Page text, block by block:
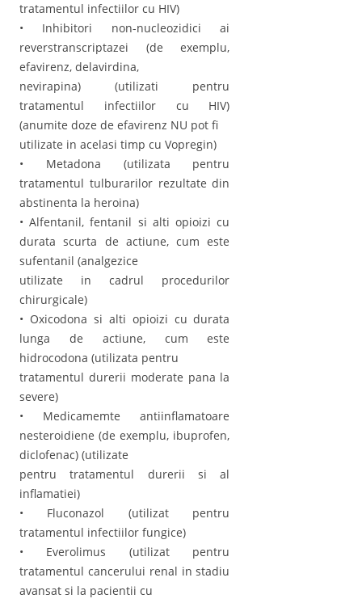
tratamentul infectiilor cu HIV)
• Inhibitori non-nucleozidici ai
reverstranscriptazei (de exemplu,
efavirenz, delavirdina,
nevirapina) (utilizati pentru
tratamentul infectiilor cu HIV)
(anumite doze de efavirenz NU pot fi
utilizate in acelasi timp cu Vopregin)
• Metadona (utilizata pentru
tratamentul tulburarilor rezultate din
abstinenta la heroina)
• Alfentanil, fentanil si alti opioizi cu
durata scurta de actiune, cum este
sufentanil (analgezice
utilizate in cadrul procedurilor
chirurgicale)
• Oxicodona si alti opioizi cu durata
lunga de actiune, cum este
hidrocodona (utilizata pentru
tratamentul durerii moderate pana la
severe)
• Medicamemte antiinflamatoare
nesteroidiene (de exemplu, ibuprofen,
diclofenac) (utilizate
pentru tratamentul durerii si al
inflamatiei)
• Fluconazol (utilizat pentru
tratamentul infectiilor fungice)
• Everolimus (utilizat pentru
tratamentul cancerului renal in stadiu
avansat si la pacientii cu